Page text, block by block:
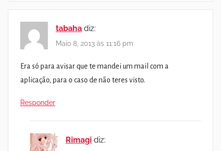
tabaha diz:
Maio 8, 2013 às 11:16 pm
Era só para avisar que te mandei um mail com a
aplicação, para o caso de não teres visto.
Responder
Rimagi diz: